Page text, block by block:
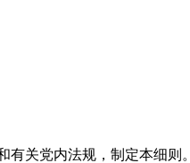
有关党内法规，制定本细则。